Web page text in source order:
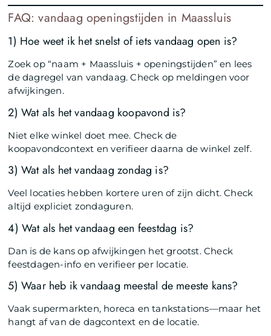
FAQ: vandaag openingstijden in Maassluis
1) Hoe weet ik het snelst of iets vandaag open is?
Zoek op “naam + Maassluis + openingstijden” en lees
de dagregel van vandaag. Check op meldingen voor
afwijkingen.
2) Wat als het vandaag koopavond is?
Niet elke winkel doet mee. Check de
koopavondcontext en verifieer daarna de winkel zelf.
3) Wat als het vandaag zondag is?
Veel locaties hebben kortere uren of zijn dicht. Check
altijd expliciet zondaguren.
4) Wat als het vandaag een feestdag is?
Dan is de kans op afwijkingen het grootst. Check
feestdagen-info en verifieer per locatie.
5) Waar heb ik vandaag meestal de meeste kans?
Vaak supermarkten, horeca en tankstations—maar het
hangt af van de dagcontext en de locatie.